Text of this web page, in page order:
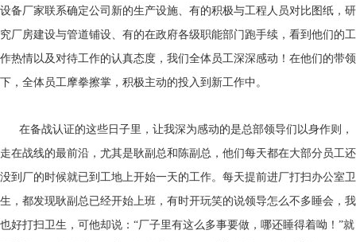
设备厂家联系确定公司新的生产设施、有的积极与工程人员对比图纸，研
究厂房建设与管道铺设、有的在政府各级职能部门跑手续，看到他们的工
作热情以及对待工作的认真态度，我们全体员工深深感动！在他们的带领
下，全体员工摩拳擦掌，积极主动的投入到新工作中。
在备战认证的这些日子里，让我深为感动的是总部领导们以身作则，
走在战线的最前沿，尤其是耿副总和陈副总，他们每天都在大部分员工还
没到厂的时候就已到工地上开始一天的工作。每天提前进厂打扫办公室卫
生，都发现耿副总已经开始上班，有时开玩笑的说领导怎么不多睡会，我
也好打扫卫生，可他却说：“厂子里有这么多事要做，哪还睡得着呦！”就